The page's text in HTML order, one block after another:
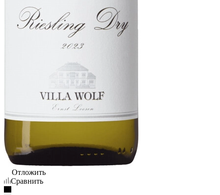
Отложить
Сравнить